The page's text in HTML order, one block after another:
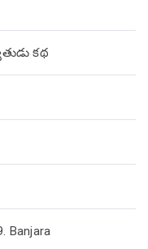
కథ
Banjara